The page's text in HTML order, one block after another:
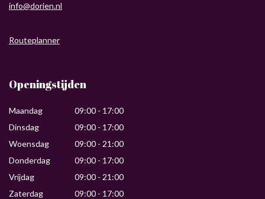
info@dorien.nl
Routeplanner
Openingstijden
Maandag
09:00 - 17:00
Dinsdag
09:00 - 17:00
Woensdag
09:00 - 21:00
Donderdag
09:00 - 17:00
Vrijdag
09:00 - 21:00
Zaterdag
09:00 - 17:00